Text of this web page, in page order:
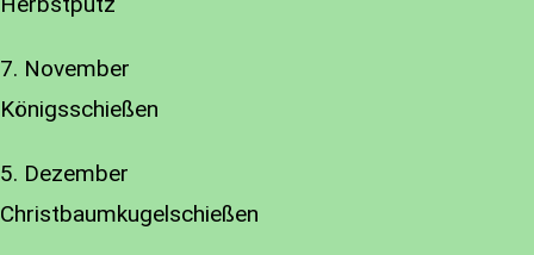
7. November
Königsschießen
5. Dezember
Christbaumkugelschießen